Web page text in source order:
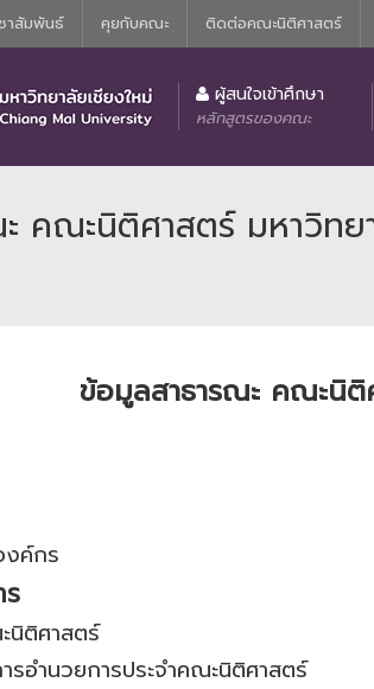
าสัมพันธ์ คุยกับคณะ ติดต่อคณะนิติศาสตร์
ผู้สนใจเข้าศึกษา
หลักสูตรของคณะ
คณะนิติศาสตร์ มหาวิทย
ข้อมูลสาธารณะ คณะนิติ
งค์กร
นิติศาสตร์
รอำนวยการประจำคณะนิติศาสตร์